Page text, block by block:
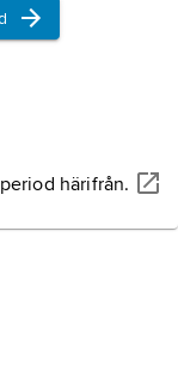
härifrån.